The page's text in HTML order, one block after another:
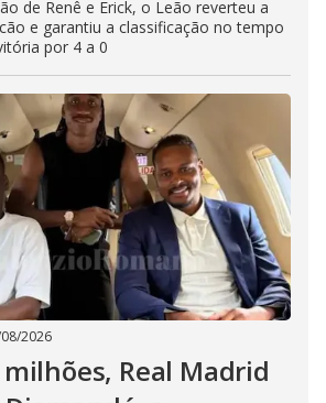
de Renê e Erick, o Leão reverteu a
e garantiu a classificação no tempo
por 4 a 0
2026
milhões, Real Madrid